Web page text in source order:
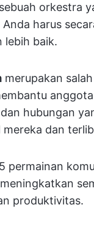
orkestra
harus
lebih baik.
merupakan
hubungan
dan
permainan
produktivitas.